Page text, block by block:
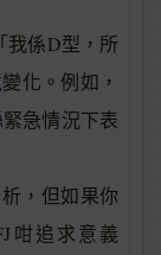
我係D型，所
化。例如，
急情況下表
，但如果你
咁追求意義